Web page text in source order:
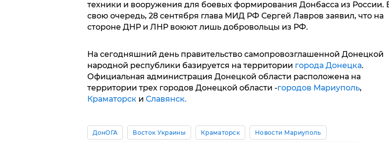
техники и вооружения для боевых формирования Донбасса из России.
свою очередь, 28 сентября глава МИД РФ Сергей Лавров заявил, что на
стороне ДНР и ЛНР воюют лишь добровольцы из РФ.
На сегодняшний день правительство самопровозглашенной Донецкой
народной республики базируется на территории города Донецка.
Официальная администрация Донецкой области расположена на
территории трех городов Донецкой области -городов Мариуполь,
Краматорски Славянск.
ДонОГА Восток Украины Краматорск Новости Мариуполь